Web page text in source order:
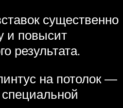
существенно
и повысит
результата.
на потолок —